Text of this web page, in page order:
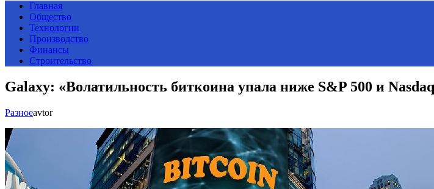
Главная
Общество
Технологии
Производство
Финансы
Строительство
Galaxy: «Волатильность биткоина упала ниже S&P 500 и
Разноеavtor